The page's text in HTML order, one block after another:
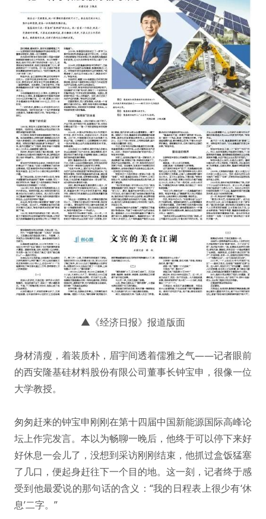
▲《经济日报》报道版面
身材清瘦，着装质朴，眉宇间透着儒雅之气——记者眼前
的西安隆基硅材料股份有限公司董事长钟宝申，很像一位
大学教授。
匆匆赶来的钟宝申刚刚在第十四届中国新能源国际高峰论
坛上作完发言。本以为畅聊一晚后，他终于可以停下来好
好休息一会儿了，没想到采访刚刚结束，他抓过盒饭猛塞
了几口，便起身赶往下一个目的地。这一刻，记者终于感
受到他最爱说的那句话的含义：“我的日程表上很少有‘休
息’二字。”